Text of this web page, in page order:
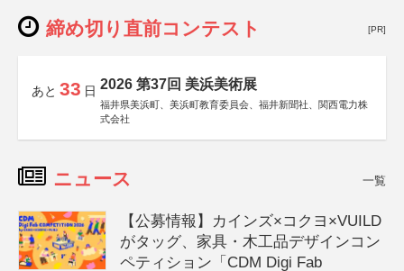
締め切り直前コンテスト [PR]
あと 33 日 2026 第37回 美浜美術展
福井県美浜町、美浜町教育委員会、福井新聞社、関西電力株
式会社
ニュース 一覧
【公募情報】カインズ×コクヨ×VUILD
がタッグ、家具・木工品デザインコン
ペティション「CDM Digi Fab